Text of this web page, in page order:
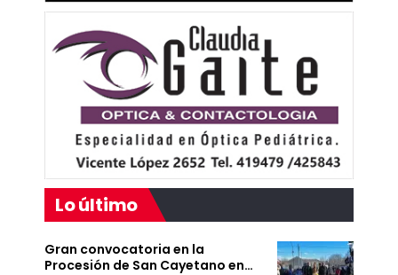
Lo último
Gran convocatoria en la
Procesión de San Cayetano en…